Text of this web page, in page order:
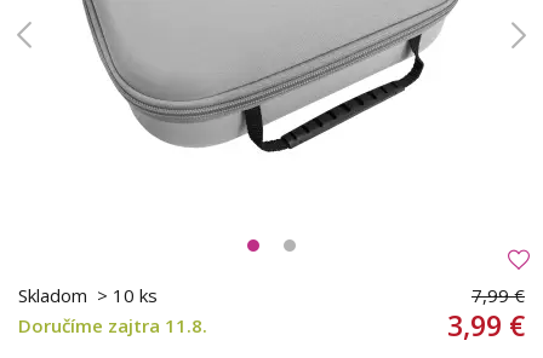
Skladom > 10 ks
Doručíme zajtra 11.8.
7,99 €
3,99 €